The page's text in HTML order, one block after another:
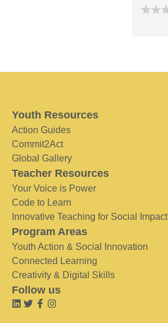
Youth Resources
Action Guides
Commit2Act
Global Gallery
Teacher Resources
Your Voice is Power
Code to Learn
Innovative Teaching for Social Impact
Program Areas
Youth Action & Social Innovation
Connected Learning
Creativity & Digital Skills
Follow us